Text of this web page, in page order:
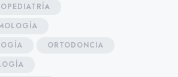
ORTODONCIA